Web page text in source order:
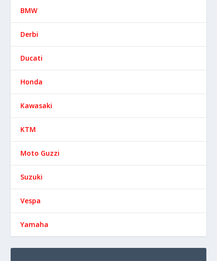
BMW
Derbi
Ducati
Honda
Kawasaki
KTM
Moto Guzzi
Suzuki
Vespa
Yamaha